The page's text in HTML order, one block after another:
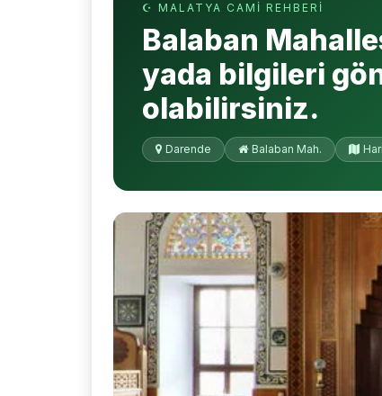
☪ MALATYA CAMI REHBERI
Balaban
yada bilgileri
olabilirsiniz.
Darende Balaban Mah.